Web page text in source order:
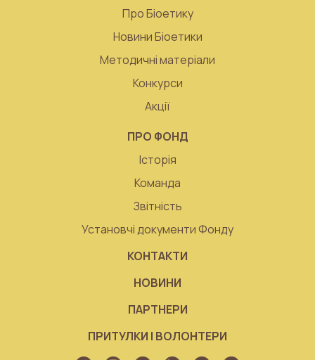
Про Біоетику
Новини Біоетики
Методичні матеріали
Конкурси
Акції
ПРО ФОНД
Історія
Команда
Звітність
Установчі документи Фонду
КОНТАКТИ
НОВИНИ
ПАРТНЕРИ
ПРИТУЛКИ І ВОЛОНТЕРИ